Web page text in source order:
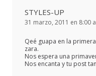
STYLES-UP
31 marzo, 2011 en 8:00
Qeé guapa en la
zara.
Nos espera una
Nos encanta y tu post